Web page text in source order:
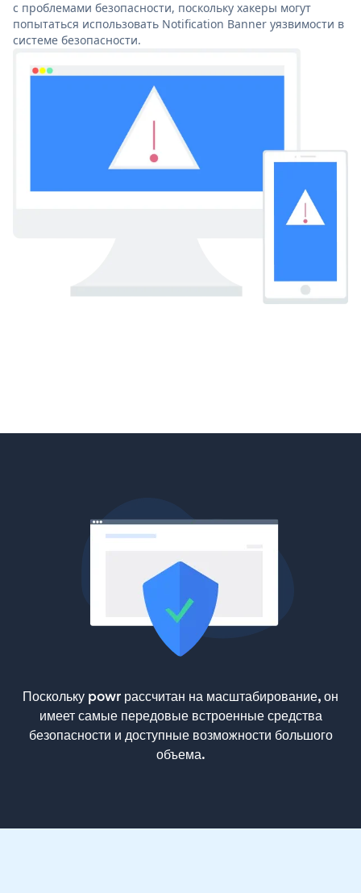
с проблемами безопасности, поскольку хакеры могут
попытаться использовать Notification Banner уязвимости в
системе безопасности.
Поскольку powr рассчитан на масштабирование, он
имеет самые передовые встроенные средства
безопасности и доступные возможности большого
объема.